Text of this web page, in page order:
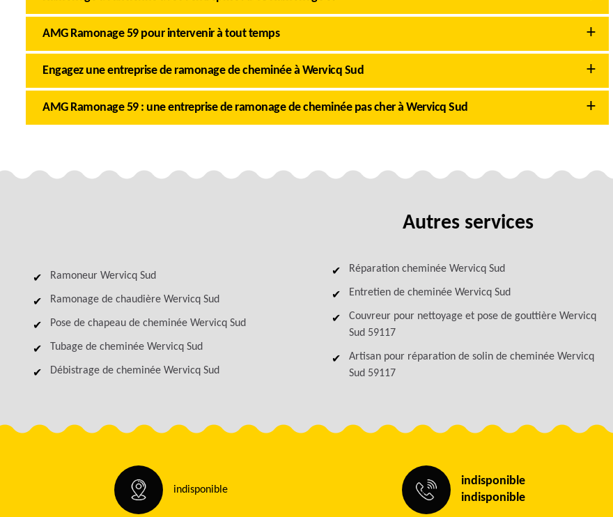
AMG Ramonage 59 pour intervenir à tout temps
Engagez une entreprise de ramonage de cheminée à Wervicq Sud
AMG Ramonage 59 : une entreprise de ramonage de cheminée pas cher à Wervicq Sud
Autres services
Ramoneur Wervicq Sud
Ramonage de chaudière Wervicq Sud
Pose de chapeau de cheminée Wervicq Sud
Tubage de cheminée Wervicq Sud
Débistrage de cheminée Wervicq Sud
Réparation cheminée Wervicq Sud
Entretien de cheminée Wervicq Sud
Couvreur pour nettoyage et pose de gouttière Wervicq
Sud 59117
Artisan pour réparation de solin de cheminée Wervicq
Sud 59117
indisponible
indisponible
indisponible